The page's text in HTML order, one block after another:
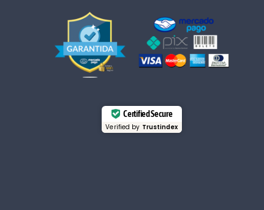
Certified Secure
Verified by Trustindex